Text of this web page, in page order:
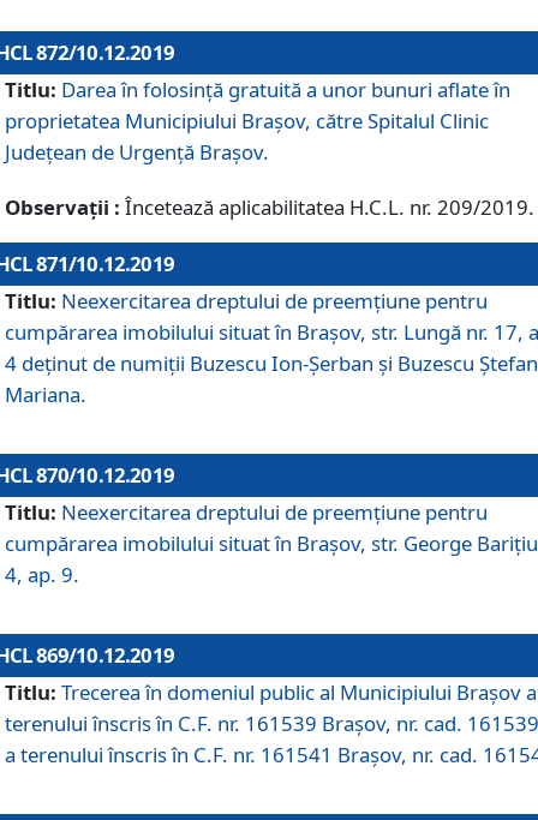
872/10.12.2019
Titlu: Darea în folosinţă gratuită a unor bunuri aflate în
proprietatea Municipiului Braşov, către Spitalul Clinic
Judeţean de Urgenţă Braşov.
Observații : Încetează aplicabilitatea H.C.L. nr. 209/2019.
871/10.12.2019
Titlu: Neexercitarea dreptului de preemţiune pentru
cumpărarea imobilului situat în Braşov, str. Lungă nr. 17,
4 deţinut de numiţii Buzescu Ion-Şerban și Buzescu
Mariana.
870/10.12.2019
Titlu: Neexercitarea dreptului de preemţiune pentru
cumpărarea imobilului situat în Braşov, str. George
4, ap. 9.
869/10.12.2019
Titlu: Trecerea în domeniul public al Municipiului Braşov a
terenului înscris în C.F. nr. 161539 Brașov, nr. cad.
a terenului înscris în C.F. nr. 161541 Brașov, nr. cad.